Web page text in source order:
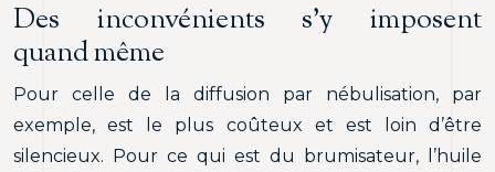
Des inconvénients s’y imposent
quand même
Pour celle de la diffusion par nébulisation, par
exemple, est le plus coûteux et est loin d’être
silencieux. Pour ce qui est du brumisateur, l’huile